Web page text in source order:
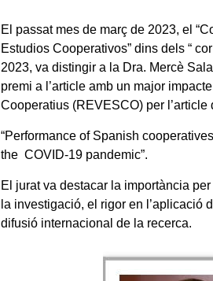
El passat mes de març de 2023, el
Estudios Cooperativos” dins dels “
2023, va distingir a la Dra. Mercè
premi a l’article amb un major
Cooperatius (REVESCO) per l’article
“Performance of Spanish
the COVID-19 pandemic”.
El jurat va destacar la importància
la investigació, el rigor en l’aplicació
difusió internacional de la recerca.